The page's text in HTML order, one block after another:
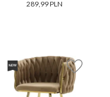
289,99 PLN